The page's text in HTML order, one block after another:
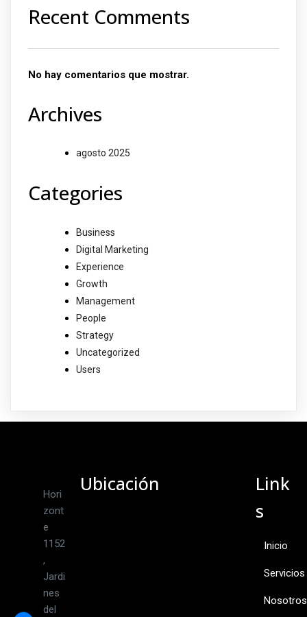
Recent Comments
No hay comentarios que mostrar.
Archives
agosto 2025
Categories
Business
Digital Marketing
Experience
Growth
Management
People
Strategy
Uncategorized
Users
Hori
zont
e
1152
,
Jardi
nes
del
Ubicación
Link
s
Inicio
Servicios
Nosotros